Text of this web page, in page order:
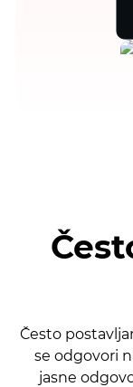
Često
se odgovori
jasne